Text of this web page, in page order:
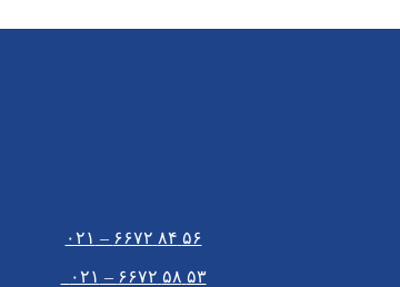
۵۶ ۸۴ ۶۶۷۲ – ۰۲۱
۵۳ ۵۸ ۶۶۷۲ – ۰۲۱